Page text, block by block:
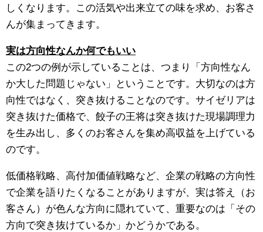
しくなります。この活気や出来立ての味を求め、お客さ
んが集まってきます。
実は方向性なんか何でもいい
この2つの例が示していることは、つまり「方向性なん
か大した問題じゃない」ということです。大切なのは方
向性ではなく、突き抜けることなのです。サイゼリアは
突き抜けた価格で、餃子の王将は突き抜けた現場調理力
を生み出し、多くのお客さんを集め高収益を上げている
のです。
低価格戦略、高付加価値戦略など、企業の戦略の方向性
で企業を語りたくなることがありますが、実は答え（お
客さん）が色んな方向に隠れていて、重要なのは「その
方向で突き抜けているか」かどうかである。